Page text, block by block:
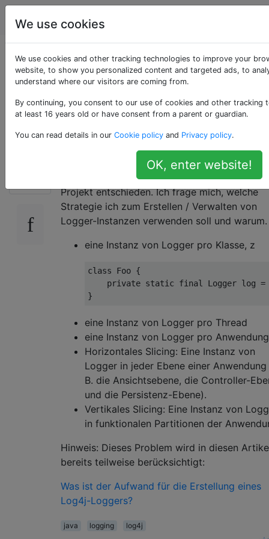
Programmierung
Log4J: Strategien
zum Erstellen von
Logger-Instanzen
Ich habe mich für das Log4J-
Protokollierungsframework für ein neues
Projekt entschieden. Ich frage mich, welche
Strategie ich zum Erstellen / Verwalten von
Logger-Instanzen verwenden soll und warum.
eine Instanz von Logger pro Klasse, z
class Foo {
private static final
Logger log =
eine Instanz von Logger pro Thread
eine Instanz von Logger pro Anwendung
Horizontales Slicing: Eine Instanz von
Logger in jeder Ebene einer
B. die Ansichtsebene, die Controller-
und die Persistenz-Ebene).
Vertikales Slicing: Eine Instanz von
in funktionalen Partitionen der
Hinweis: Dieses Problem wird in diesen
bereits teilweise berücksichtigt:
Was ist der Aufwand für die Erstellung eines
Log4j-Loggers?
java logging
log4j
We use cookies
We use cookies and other tracking technologies to improve your
website, to show you personalized content and targeted ads, to
understand where our visitors are coming from.
By continuing, you consent to our use of cookies and other tracking
at least 16 years old or have consent from a parent or guardian.
You can read details in our Cookie policy and Privacy policy.
OK, enter website!